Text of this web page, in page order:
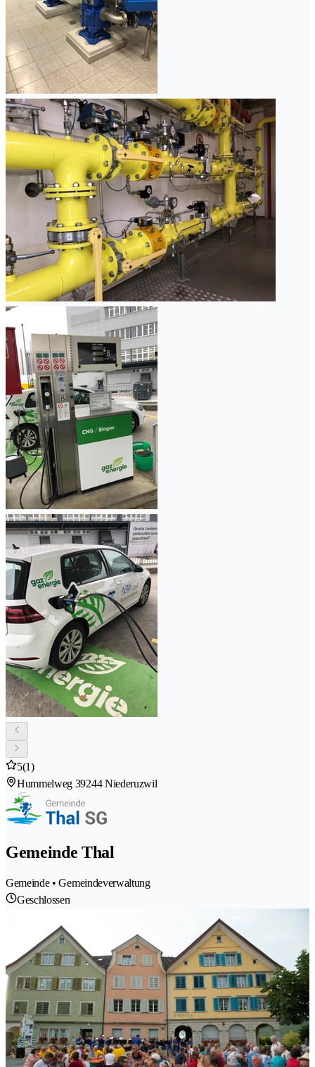
5(1)
Hummelweg 39244 Niederuzwil
Gemeinde Thal
Gemeinde • Gemeindeverwaltung
Geschlossen